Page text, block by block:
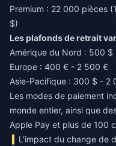
Premium : 22 000 pièces
$)
Les plafonds de retrait
Amérique du Nord : 500
Europe : 400 € - 2 500 €
Asie-Pacifique : 300 $ - 2
Les modes de paiement
monde entier, ainsi que
Apple Pay et plus de 100
L'impact du change de